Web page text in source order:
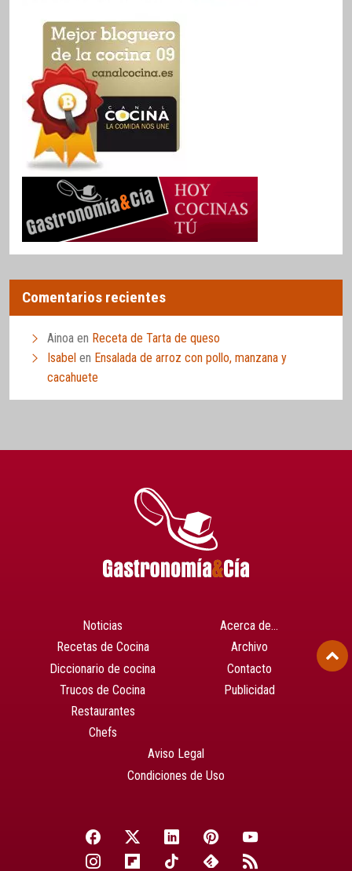
Comentarios recientes
Ainoa en Receta de Tarta de queso
Isabel en Ensalada de arroz con pollo, manzana y
cacahuete
Noticias
Recetas de Cocina
Diccionario de cocina
Trucos de Cocina
Restaurantes
Chefs
Acerca de…
Archivo
Contacto
Publicidad
Aviso Legal
Condiciones de Uso